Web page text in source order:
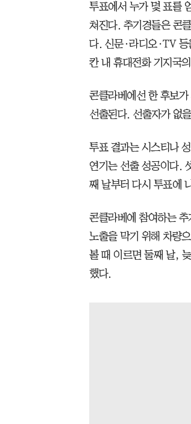
투표에서 누가 몇 표를
쳐진다. 추기경들은 콘
다. 신문·라디오·TV 등
칸 내 휴대전화 기지국
콘클라베에선 한 후보
선출된다. 선출자가 없
투표 결과는 시스티나
연기는 선출 성공이다.
째 날부터 다시 투표에
콘클라베에 참여하는
노출을 막기 위해 차량
볼 때 이르면 둘째 날,
했다.